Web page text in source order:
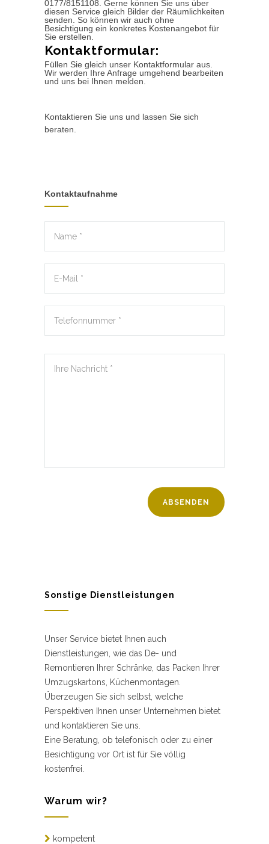
0177/8151108. Gerne können Sie uns über
diesen Service gleich Bilder der Räumlichkeiten
senden. So können wir auch ohne
Besichtigung ein konkretes Kostenangebot für
Sie erstellen.
Kontaktformular:
Füllen Sie gleich unser Kontaktformular aus.
Wir werden Ihre Anfrage umgehend bearbeiten
und uns bei Ihnen melden.
Kontaktieren Sie uns und lassen Sie sich
beraten.
Kontaktaufnahme
Sonstige Dienstleistungen
Unser Service bietet Ihnen auch
Dienstleistungen, wie das De- und
Remontieren Ihrer Schränke, das Packen Ihrer
Umzugskartons, Küchenmontagen.
Überzeugen Sie sich selbst, welche
Perspektiven Ihnen unser Unternehmen bietet
und kontaktieren Sie uns.
Eine Beratung, ob telefonisch oder zu einer
Besichtigung vor Ort ist für Sie völlig
kostenfrei.
Warum wir?
kompetent